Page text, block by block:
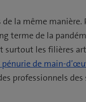
la même
terme de la
surtout les filières
de main-
professionnels